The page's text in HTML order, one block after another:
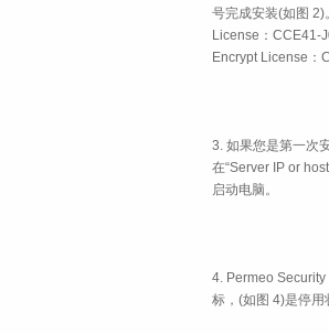
号完成安装(如图 2)。
License：CCE41-
Encrypt License：
3. 如果您是第一次
在“Server IP or
启动电脑。
4. Permeo
标，(如图 4)是停用